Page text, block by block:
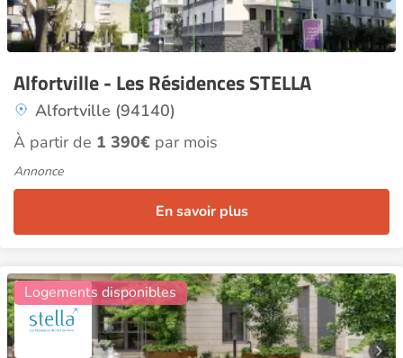
Alfortville - Les Résidences STELLA
Alfortville (94140)
À partir de 1 390€ par mois
Annonce
En savoir plus
Logements disponibles